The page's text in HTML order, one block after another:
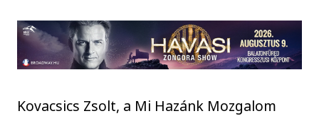
Kovacsics Zsolt, a Mi Hazánk Mozgalom